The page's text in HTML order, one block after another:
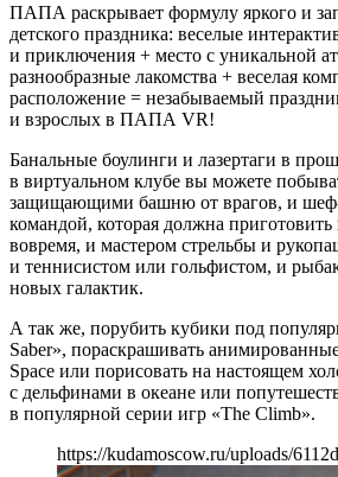
ПАПА раскрывает формулу яркого и
детского праздника: веселые
и приключения + место с уникальной
разнообразные лакомства + веселая
расположение = незабываемый
и взрослых в ПАПА VR!
Банальные боулинги и лазертаги в
в виртуальном клубе вы можете
защищающими башню от врагов, и
командой, которая должна приготовить
вовремя, и мастером стрельбы и
и теннисистом или гольфистом, и
новых галактик.
А так же, порубить кубики под
Saber», пораскрашивать
Space или порисовать на настоящем
с дельфинами в океане или
в популярной серии игр «The Climb».
https://kudamoscow.ru/uploads/